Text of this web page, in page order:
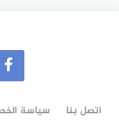
اتصل بنا سياسة